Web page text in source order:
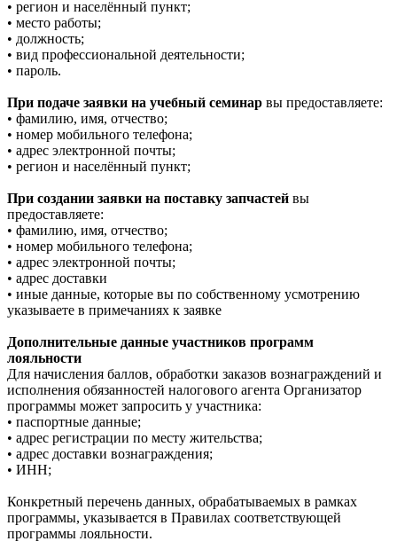
• регион и населённый пункт;
• место работы;
• должность;
• вид профессиональной деятельности;
• пароль.
При подаче заявки на учебный семинар вы предоставляете:
• фамилию, имя, отчество;
• номер мобильного телефона;
• адрес электронной почты;
• регион и населённый пункт;
При создании заявки на поставку запчастей вы
предоставляете:
• фамилию, имя, отчество;
• номер мобильного телефона;
• адрес электронной почты;
• адрес доставки
• иные данные, которые вы по собственному усмотрению
указываете в примечаниях к заявке
Дополнительные данные участников программ
лояльности
Для начисления баллов, обработки заказов вознаграждений и
исполнения обязанностей налогового агента Организатор
программы может запросить у участника:
• паспортные данные;
• адрес регистрации по месту жительства;
• адрес доставки вознаграждения;
• ИНН;
Конкретный перечень данных, обрабатываемых в рамках
программы, указывается в Правилах соответствующей
программы лояльности.